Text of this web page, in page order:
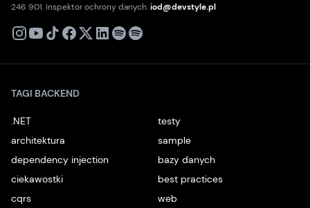
246 901. Inspektor ochrony danych:iod@devstyle.pl
X
TAGI BACKEND
.NET
testy
architektura
sample
dependency injection
bazy danych
ciekawostki
best practices
cqrs
web